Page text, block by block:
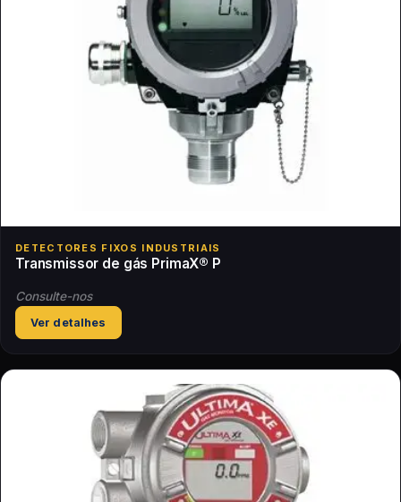
DETECTORES FIXOS INDUSTRIAIS
Transmissor de gás PrimaX® P
Consulte-nos
Ver detalhes